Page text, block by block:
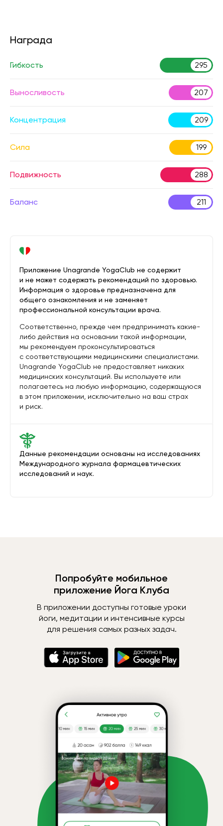
Награда
Гибкость 295
Выносливость 207
Концентрация 209
Сила 199
Подвижность 288
Баланс 211
Данные рекомендации основаны на исследованиях
Международного журнала фармацевтических
исследований и наук.
Приложение Unagrande YogaClub не содержит
и не может содержать рекомендаций по здоровью.
Информация о здоровье предназначена для
общего ознакомления и не заменяет
профессиональной консультации врача.
Соответственно, прежде чем предпринимать какие-
либо действия на основании такой информации,
мы рекомендуем проконсультироваться
с соответствующими медицинскими специалистами.
Unagrande YogaClub не предоставляет никаких
медицинских консультаций. Вы используете или
полагаетесь на любую информацию, содержащуюся
в этом приложении, исключительно на ваш страх
и риск.
Попробуйте мобильное
приложение Йога Клуба
В приложении доступны готовые уроки
йоги, медитации и интенсивные курсы
для решения самых разных задач.